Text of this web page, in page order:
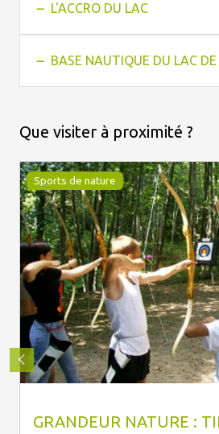
L'ACCRO DU LAC
BASE NAUTIQUE DU LAC
Que visiter à proximité ?
Sports de nature
GRANDEUR NATURE :